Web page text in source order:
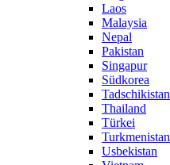
Laos
Malaysia
Nepal
Pakistan
Singapur
Südkorea
Tadschikistan
Thailand
Türkei
Turkmenistan
Usbekistan